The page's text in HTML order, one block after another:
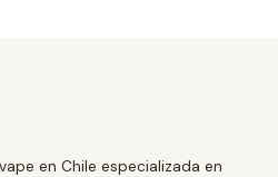
en Chile especializada en